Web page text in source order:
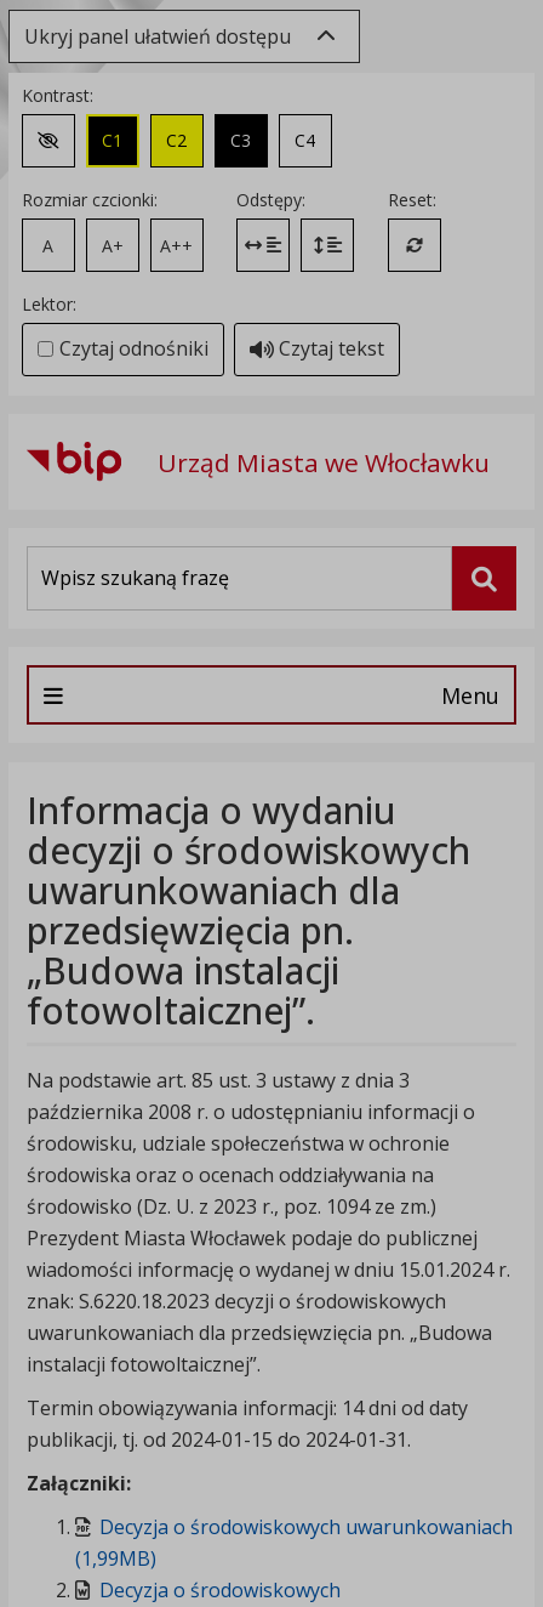
Ukryj panel ułatwień dostępu
Kontrast:
Zmień kontrast na domyślny
C1 C2 C3 C4
Rozmiar czcionki:
A
A+ A++
Odstępy:
Zmień odstęp między literami
Zmień interlinię i margines
Reset:
Przywróć
Lektor:
Czytaj odnośniki Czytaj tekst
Urząd Miasta we Włocławku
Menu
Informacja o wydaniu
decyzji o środowiskowych
uwarunkowaniach dla
przedsięwzięcia pn.
„Budowa instalacji
fotowoltaicznej”.
Na podstawie art. 85 ust. 3 ustawy z dnia 3
października 2008 r. o udostępnianiu informacji o
środowisku, udziale społeczeństwa w ochronie
środowiska oraz o ocenach oddziaływania na
środowisko (Dz. U. z 2023 r., poz. 1094 ze zm.)
Prezydent Miasta Włocławek podaje do publicznej
wiadomości informację o wydanej w dniu 15.01.2024 r.
znak: S.6220.18.2023 decyzji o środowiskowych
uwarunkowaniach dla przedsięwzięcia pn. „Budowa
instalacji fotowoltaicznej”.
Termin obowiązywania informacji: 14 dni od daty
publikacji, tj. od 2024-01-15 do 2024-01-31.
Załączniki:
Decyzja o środowiskowych uwarunkowaniach
(1,99MB)
Decyzja o środowiskowych